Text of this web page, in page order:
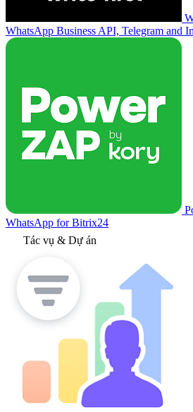
WhatsApp Business API, Telegram and
WhatsApp for Bitrix24
Tác vụ & Dự án